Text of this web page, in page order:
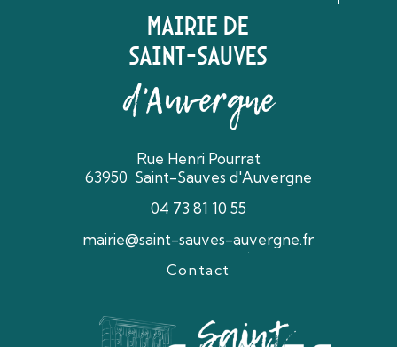
Mairie de
Saint-Sauves
d'Auvergne
Rue Henri Pourrat
63950 Saint-Sauves d'Auvergne
04 73 81 10 55
mairie@saint-sauves-auvergne.fr
Contact